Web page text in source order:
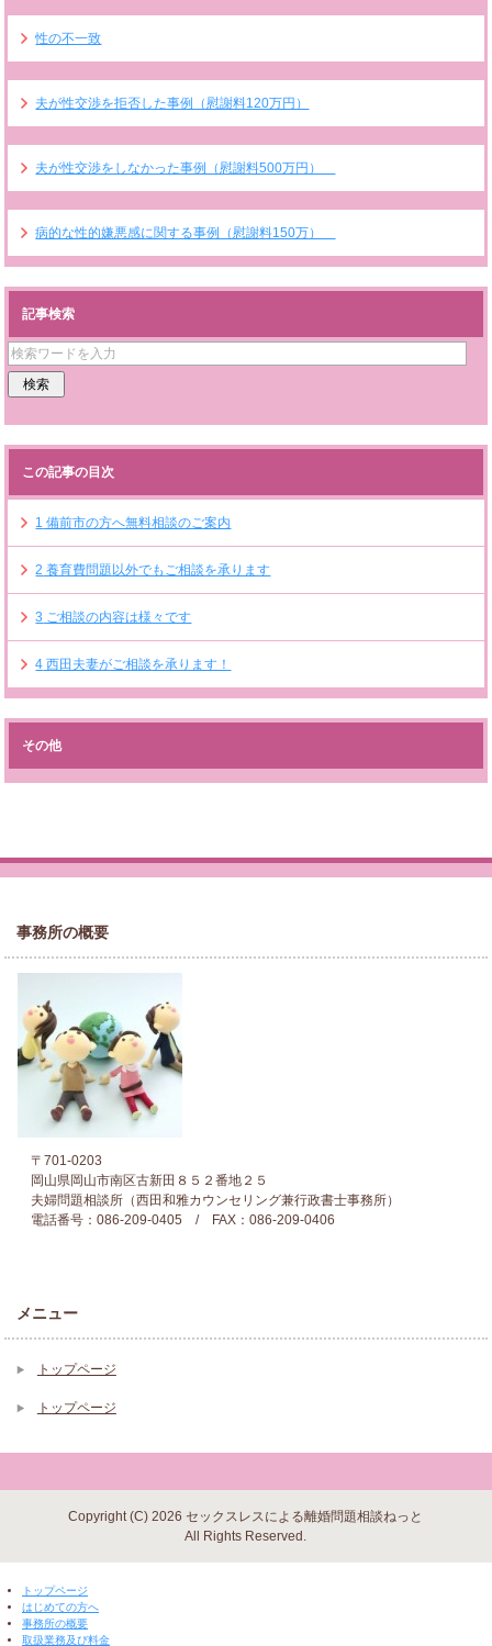
性の不一致
夫が性交渉を拒否した事例（慰謝料120万円）
夫が性交渉をしなかった事例（慰謝料500万円）
病的な性的嫌悪感に関する事例（慰謝料150万）
記事検索
この記事の目次
1 備前市の方へ無料相談のご案内
2 養育費問題以外でもご相談を承ります
3 ご相談の内容は様々です
4 西田夫妻がご相談を承ります！
その他
事務所の概要
〒701-0203
岡山県岡山市南区古新田８５２番地２５
夫婦問題相談所（西田和雅カウンセリング兼行政書士事務所）
電話番号：086-209-0405 / FAX：086-209-0406
メニュー
トップページ
トップページ
Copyright (C) 2026 セックスレスによる離婚問題相談ねっと
All Rights Reserved.
トップページ
はじめての方へ
事務所の概要
取扱業務及び料金